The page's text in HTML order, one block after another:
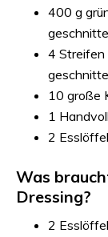
400 g
4 Streifen
10 große
1
2
Was
Dressing?
2